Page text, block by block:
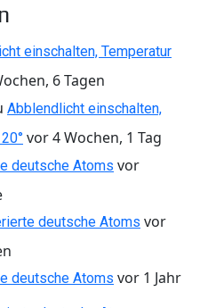
einschalten, Temperatur
6 Tagen
Abblendlicht einschalten,
vor 4 Wochen, 1 Tag
deutsche Atoms vor
deutsche Atoms vor
deutsche Atoms vor 1 Jahr